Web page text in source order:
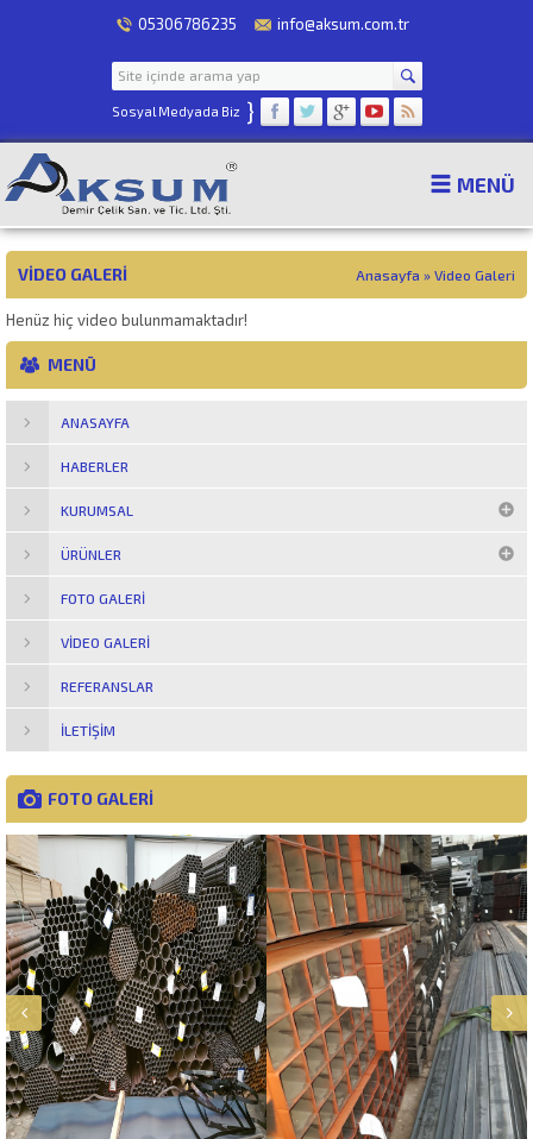
05306786235 info@aksum.com.tr
Sosyal Medyada Biz }
MENÜ
VIDEO GALERI Anasayfa » Video Galeri
Henüz hiç video bulunmamaktadır!
MENÜ
ANASAYFA
HABERLER
KURUMSAL
ÜRÜNLER
FOTO GALERI
VIDEO GALERI
REFERANSLAR
İLETIŞIM
FOTO GALERİ